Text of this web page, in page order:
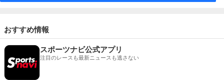
おすすめ情報
スポーツナビ公式アプリ
注目のレースも最新ニュースも逃さない